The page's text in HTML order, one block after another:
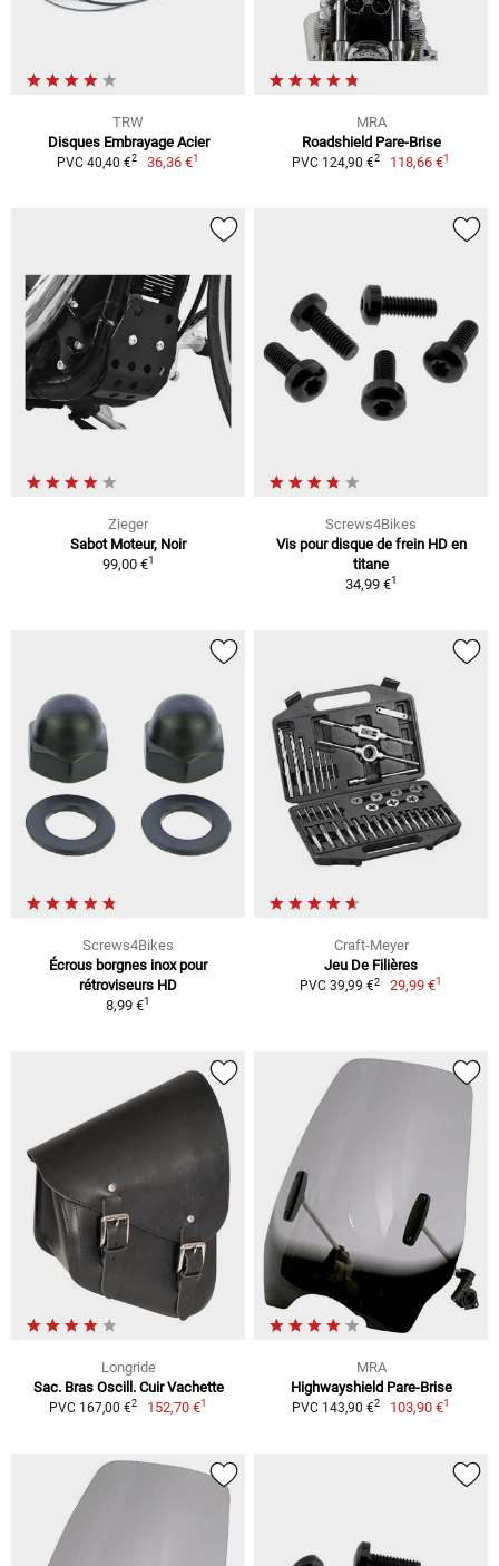
TRW
Disques Embrayage Acier
PVC 40,40 €2 36,36 €1
MRA
Roadshield Pare-Brise
PVC 124,90 €2 118,66 €1
Zieger
Sabot Moteur, Noir
99,00 €1
Screws4Bikes
Vis pour disque de frein HD en
titane
34,99 €1
Screws4Bikes
Écrous borgnes inox pour
rétroviseurs HD
8,99 €1
Craft-Meyer
Jeu De Filières
PVC 39,99 €2 29,99 €1
Longride
Sac. Bras Oscill. Cuir Vachette
PVC 167,00 €2 152,70 €1
MRA
Highwayshield Pare-Brise
PVC 143,90 €2 103,90 €1